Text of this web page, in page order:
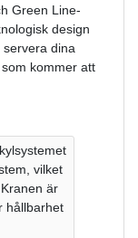
Green Line-
design
dina
kommer att
vilket
är
hållbarhet